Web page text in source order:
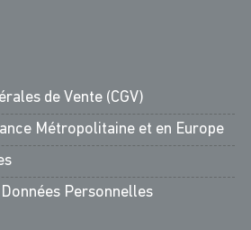
de Vente (CGV)
Métropolitaine et en Europe
Personnelles